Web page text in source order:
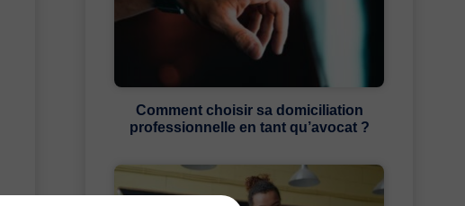
Comment choisir sa domiciliation
professionnelle en tant qu’avocat ?